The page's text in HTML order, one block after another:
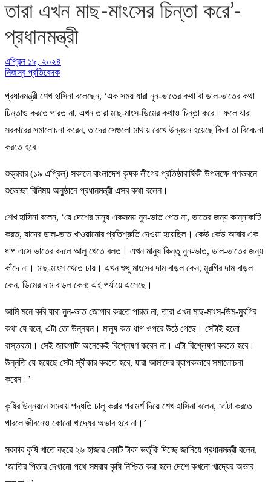
তারা এখন মাছ-মাংসের চিন্তা করে’-
প্রধানমন্ত্রী
এপ্রিল ১৯, ২০২৪
নিজস্ব প্রতিবেদক
প্রধানমন্ত্রী শেখ হাসিনা বলেছেন, ‘এক সময় যারা নুন-ভাতের কথা বা ডাল-ভাতের কথা
চিন্তাও করতে পারত না, এখন তারা মাছ-মাংস-ডিমের কথাও চিন্তা করে। ফলে যারা
সরকারের সমালোচনা করেন, তাদের সেগুলো মাথায় রেখে উন্নয়ন হয়েছে কিনা তা বিবেচনা
করতে হবে
শুক্রবার (১৯ এপ্রিল) সকালে বাংলাদেশ কৃষক লীগের প্রতিষ্ঠাবার্ষিকী উপলক্ষে গণভবনে
শুভেচ্ছা বিনিময় অনুষ্ঠানে প্রধানমন্ত্রী এসব কথা বলেন।
শেখ হাসিনা বলেন, ‘যে দেশের মানুষ একসময় নুন-ভাত পেত না, ভাতের জন্য কান্নাকাটি
করত, যাদের ডাল-ভাত খাওয়ানোর প্রতিশ্রুতি দেওয়া হয়েছিল। কেউ কেউ আবার এক
ধাপ এসে ভাতের বদলে আলু খেতে বলত। এখন মানুষ কিন্তু নুন-ভাত, ডাল-ভাতের জন্য
কাঁদে না। মাছ-মাংস খেতে চায়। এখন শুধু মাংসের দাম বাড়ল কেন, মুরগির দাম বাড়ল
কেন, ডিমের দাম বাড়ল কেন; এই পর্যায়ে এসেছে।
আমি মনে করি যারা নুন-ভাত জোগার করতে পারত না, তারা এখন মাছ-মাংস-ডিম-মুরগির
কথা যে বলে, এটা তো উন্নয়ন। মানুষ কত ধাপ ওপরে উঠে গেছে। সেটাই হলো
বাস্তবতা। সেই জায়গাটা অনেকেই বিশ্লেষণ করেন না। এটা বিশ্লেষণ করতে হবে।
উন্নতি যে হয়েছে সেটা স্বীকার করতে হবে, যারা আমাদের ব্যাপকভাবে সমালোচনা
করেন।’
কৃষির উন্নয়নে সমবায় পদ্ধতি চালু করার পরামর্শ দিয়ে শেখ হাসিনা বলেন, ‘এটা করতে
পারলে জীবনেও কোনো খাদ্যের অভাব হবে না।’
সরকার কৃষি খাতে বছরে ২৬ হাজার কোটি টাকা ভর্তুকি দিচ্ছে জানিয়ে প্রধানমন্ত্রী বলেন,
‘জাতির পিতার দেখানো পথে সমবায় কৃষি নিশ্চিত করা হলে দেশে কখনো খাদ্যের অভাব